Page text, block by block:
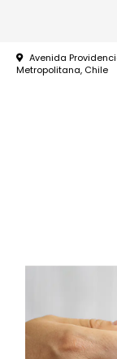
Avenida
Metropolitana, Chile